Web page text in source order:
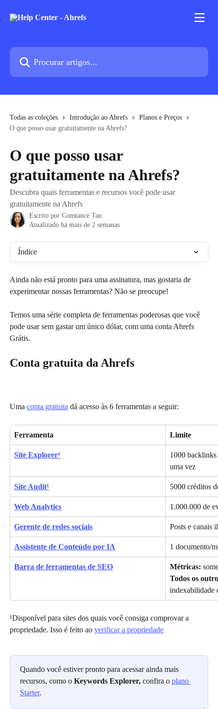
Procurar artigos...
Todas as coleções Introdução ao Ahrefs
Planos e Preços
O que posso usar gratuitamente na Ahrefs?
O que posso usar
gratuitamente na Ahrefs?
Descubra quais ferramentas e recursos você pode usar
gratuitamente na Ahrefs
Escrito por Constance Tan
Atualizado há mais de 2 semanas
Índice
Ainda não está pronto para uma assinatura, mas gostaria de
experimentar nossas ferramentas? Não se preocupe!
Temos uma série completa de ferramentas poderosas que você
pode usar sem gastar um único dólar, com uma conta Ahrefs
Grátis.
Conta gratuita da Ahrefs
Uma conta gratuita dá acesso às 6 ferramentas a seguir:
Ferramenta Limite
Site Explorer¹
1000
uma vez
Site Audit¹ 5000 créditos
Web Analytics 1.000.000 de
Gerente de redes sociais Posts e canais
Assistente de Conteúdo por IA 1 documento/
Barra de ferramentas de SEO Métricas:
Todos os
indexabilidade
¹Disponível para sites dos quais você consiga comprovar a
propriedade. Isso é feito ao verificar a propriedade
Quando você estiver pronto para acessar ainda mais
recursos, como o Keywords Explorer, confira o plano
Starter.